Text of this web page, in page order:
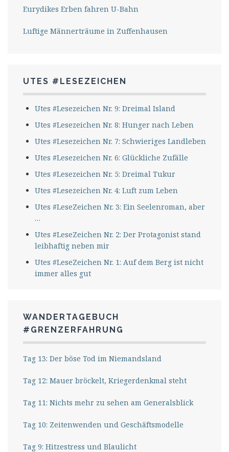
Eurydikes Erben fahren U-Bahn
Luftige Männerträume in Zuffenhausen
UTES #LESEZEICHEN
Utes #Lesezeichen Nr. 9: Dreimal Island
Utes #Lesezeichen Nr. 8: Hunger nach Leben
Utes #Lesezeichen Nr. 7: Schwieriges Landleben
Utes #Lesezeichen Nr. 6: Glückliche Zufälle
Utes #Lesezeichen Nr. 5: Dreimal Tukur
Utes #Lesezeichen Nr. 4: Luft zum Leben
Utes #LeseZeichen Nr. 3: Ein Seelenroman, aber
…
Utes #LeseZeichen Nr. 2: Der Protagonist stand
leibhaftig neben mir
Utes #LeseZeichen Nr. 1: Auf dem Berg ist nicht
immer alles gut
WANDERTAGEBUCH
#GRENZERFAHRUNG
Tag 13: Der böse Tod im Niemandsland
Tag 12: Mauer bröckelt, Kriegerdenkmal steht
Tag 11: Nichts mehr zu sehen am Generalsblick
Tag 10: Zeitenwenden und Geschäftsmodelle
Tag 9: Hitzestress und Blaulicht